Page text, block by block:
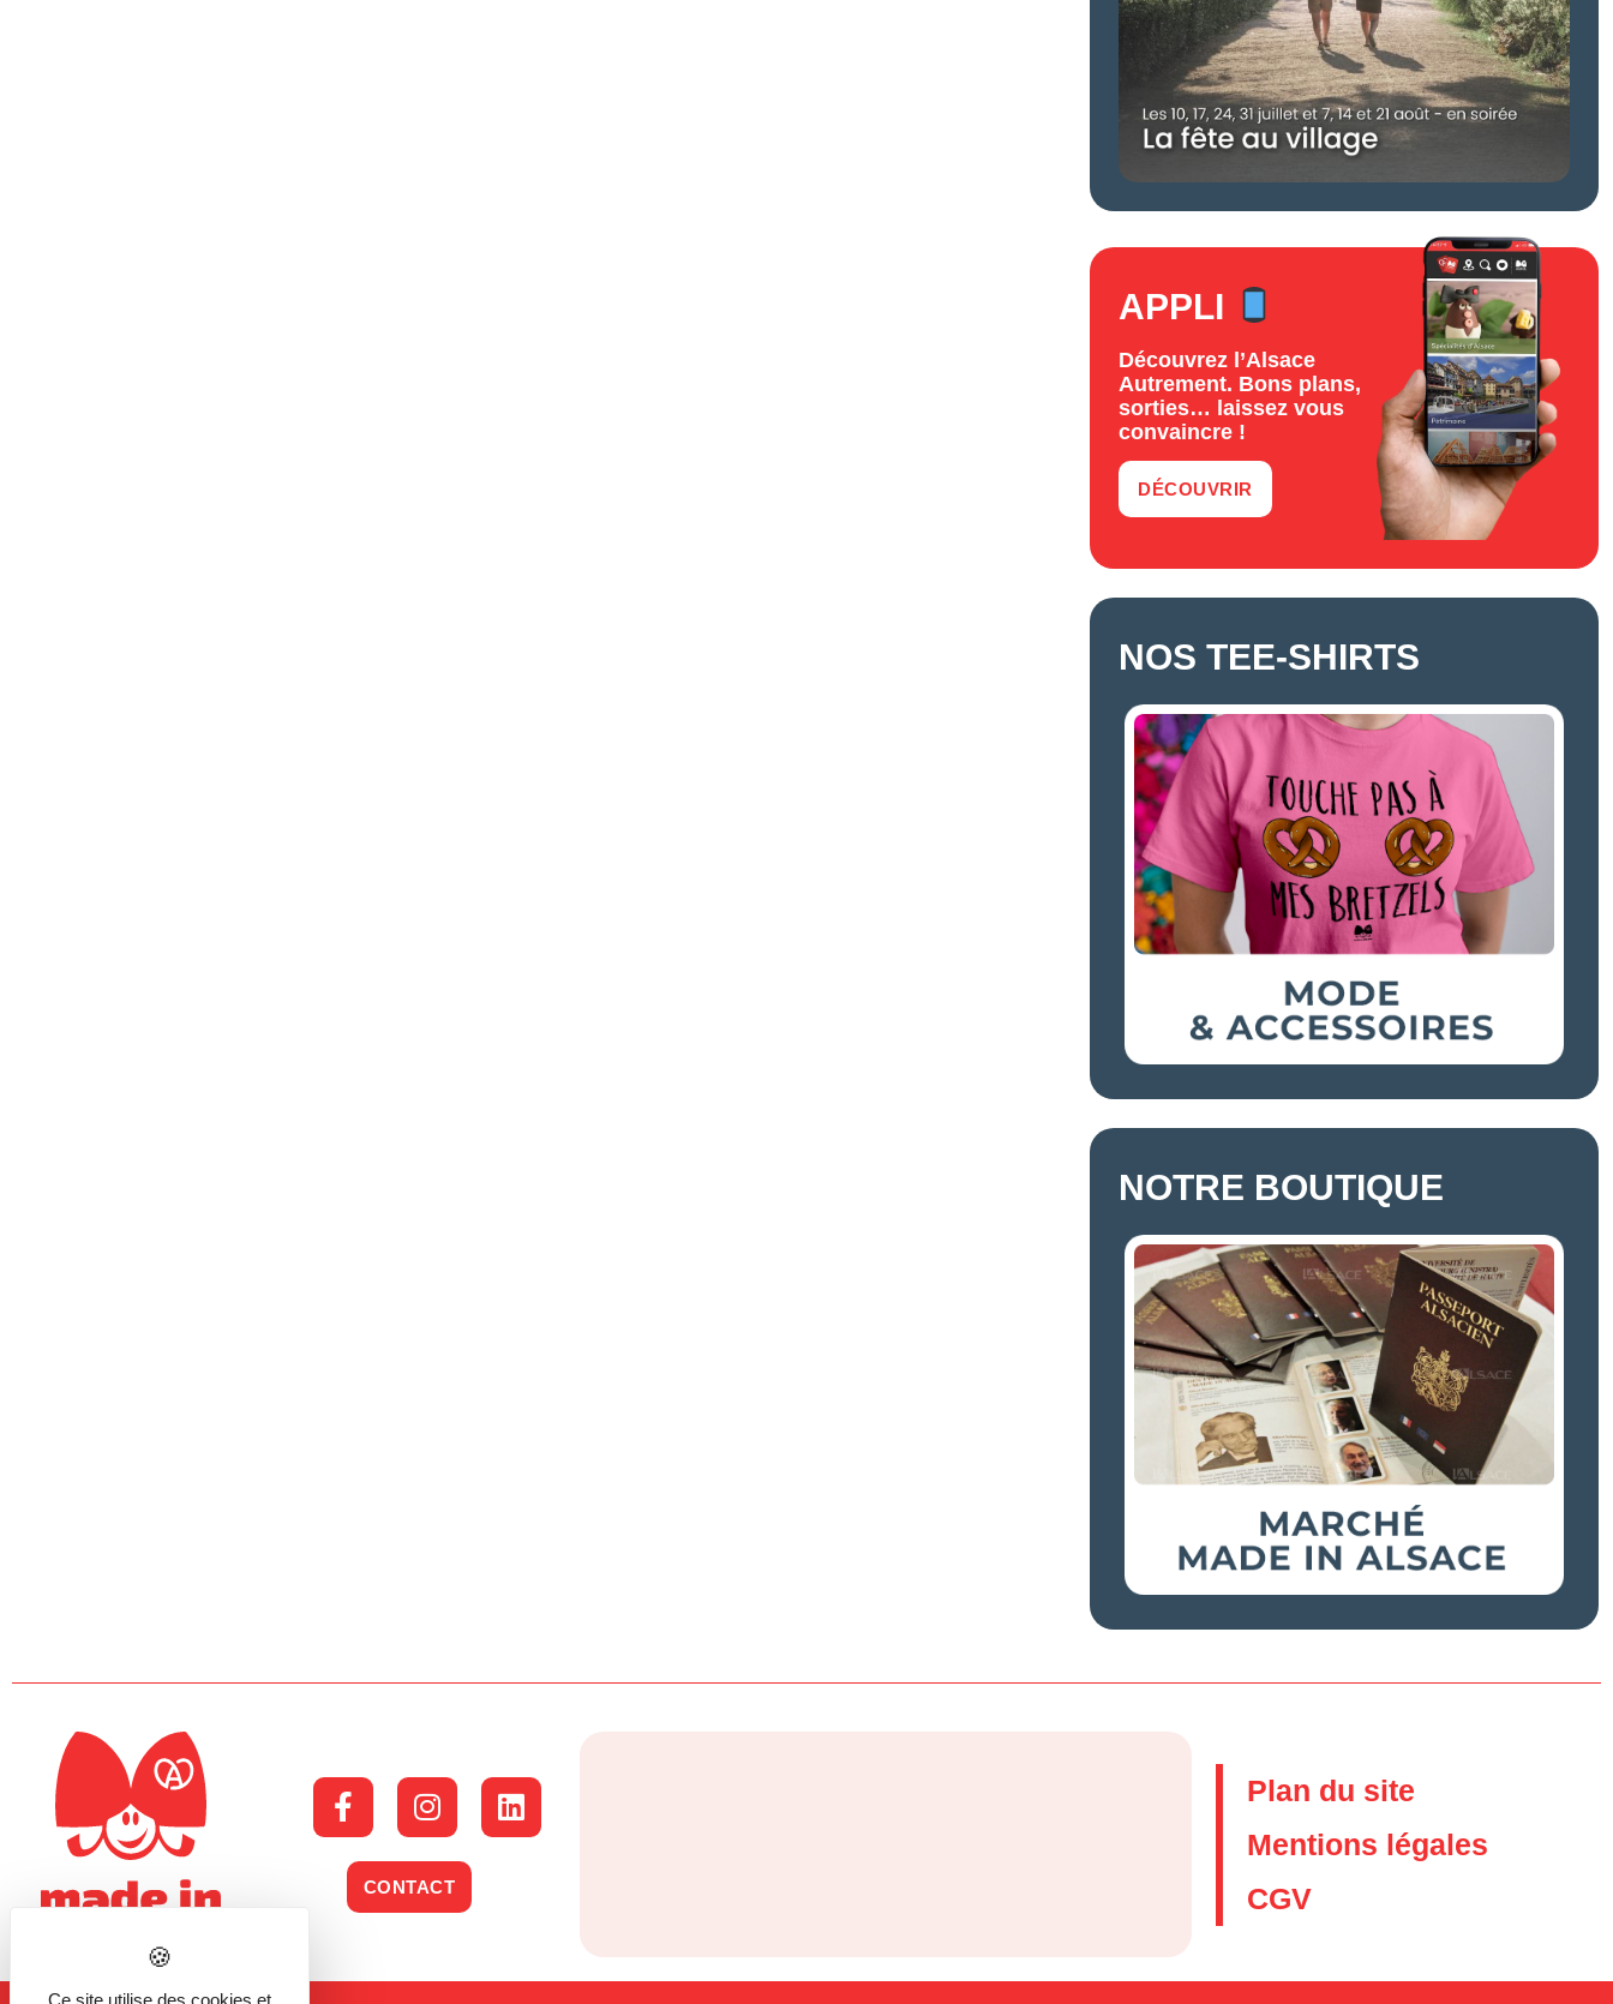
APPLI
Découvrez l’Alsace
Autrement. Bons plans,
sorties… laissez vous
convaincre !
DÉCOUVRIR
NOS TEE-SHIRTS
NOTRE BOUTIQUE
CONTACT
Plan du site
Mentions légales
CGV
Ce site utilise des cookies et